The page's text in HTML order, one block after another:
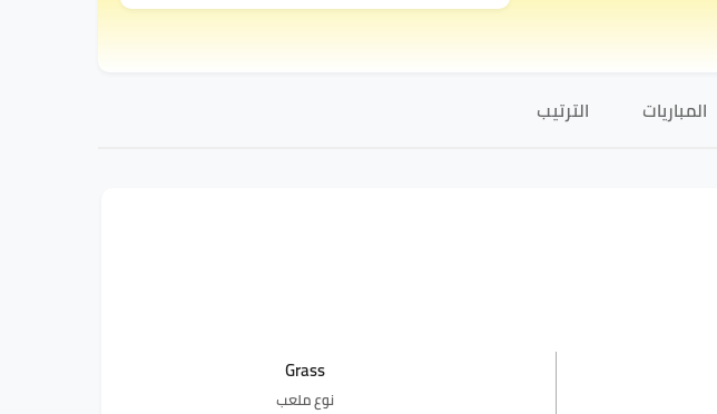
المباريات الترتيب
Grass
نوع ملعب